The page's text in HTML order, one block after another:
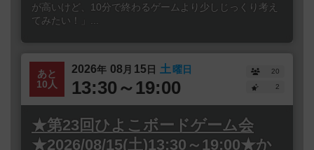
が高いけど、10分で終わるゲームより少しじっくり考え
てみたい！」...
あと
10人
2026年 08 月 15日 土曜日
13:30～19:00
20
2
★第23回ひよこボードゲーム会
★2026/08/15(土)13:30～19:00★か